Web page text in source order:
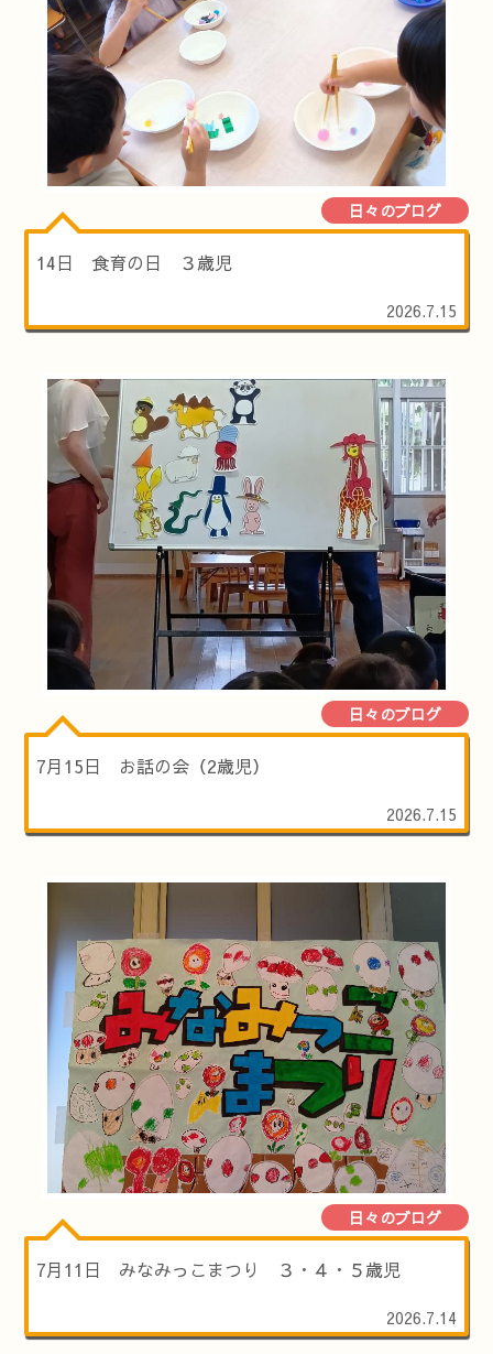
日々のブログ
14日 食育の日 ３歳児
2026.7.15
日々のブログ
7月15日 お話の会（2歳児）
2026.7.15
日々のブログ
7月11日 みなみっこまつり ３・４・５歳児
2026.7.14